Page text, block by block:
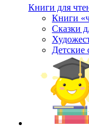
Книги для
Книги
Сказки
Детские